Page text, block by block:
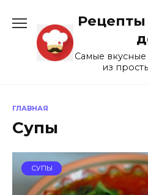
содержанию
Самые
из
ГЛАВНАЯ
Супы
СУПЫ